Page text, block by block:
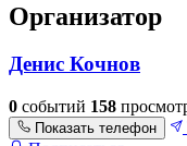
Организатор
Денис Кочнов
0 событий 158
Показать телефон